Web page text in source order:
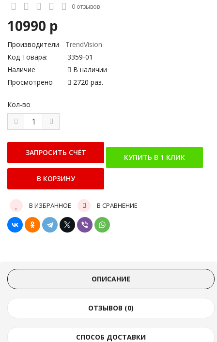
0 отзывов
10990 р
Производители
TrendVision
Код Товара:
3359-01
Наличие
В наличии
Просмотрено
2720 раз.
Кол-во
В ИЗБРАННОЕ В СРАВНЕНИЕ
ОПИСАНИЕ
ОТЗЫВОВ (0)
СПОСОБ ДОСТАВКИ